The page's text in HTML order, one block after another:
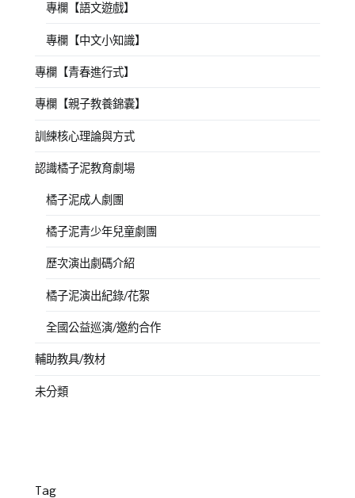
專欄【語文遊戲】
專欄【中文小知識】
專欄【青春進行式】
專欄【親子教養錦囊】
訓練核心理論與方式
認識橘子泥教育劇場
橘子泥成人劇團
橘子泥青少年兒童劇團
歷次演出劇碼介紹
橘子泥演出紀錄/花絮
全國公益巡演/邀約合作
輔助教具/教材
未分類
Tag